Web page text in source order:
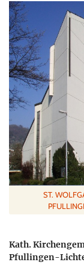
ST.
Kath.
Pfullingen-